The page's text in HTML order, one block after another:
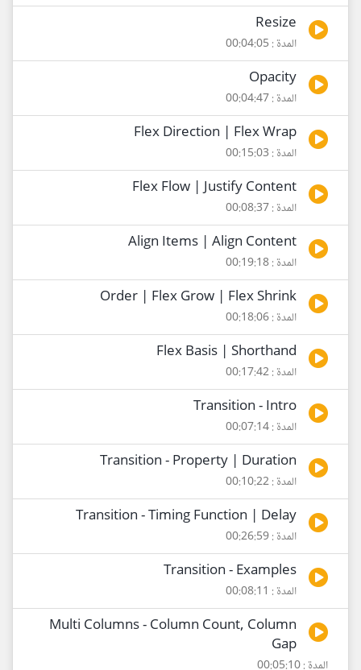
Resize
المدة : 00:04:05
Opacity
المدة : 00:04:47
Flex Direction | Flex Wrap
المدة : 00:15:03
Flex Flow | Justify Content
المدة : 00:08:37
Align Items | Align Content
المدة : 00:19:18
Order | Flex Grow | Flex Shrink
المدة : 00:18:06
Flex Basis | Shorthand
المدة : 00:17:42
Transition - Intro
المدة : 00:07:14
Transition - Property | Duration
المدة : 00:10:22
Transition - Timing Function | Delay
المدة : 00:26:59
Transition - Examples
المدة : 00:08:11
Multi Columns - Column Count, Column
Gap
المدة : 00:05:10